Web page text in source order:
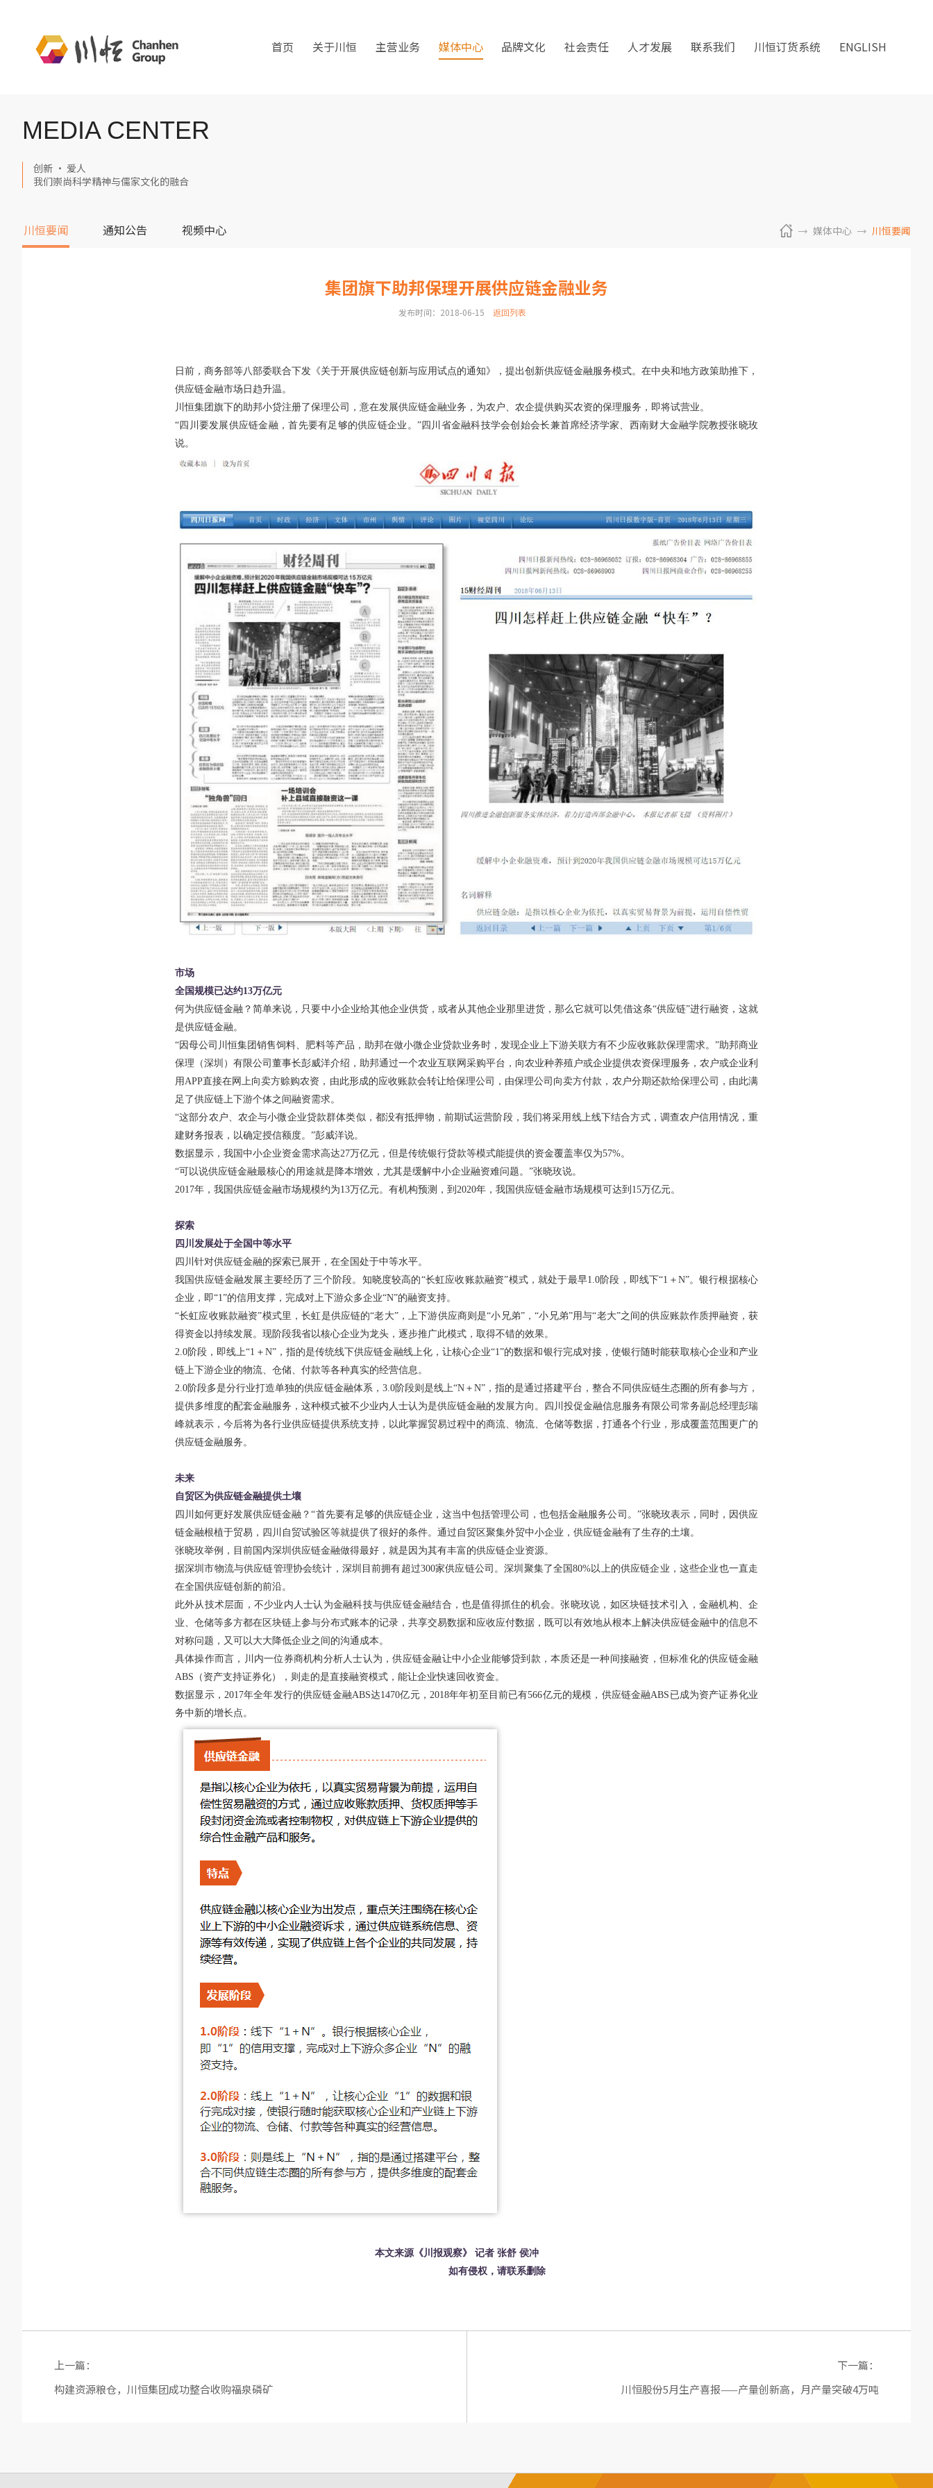
首页 关于川恒 主营业务 媒体中心 品牌文化 社会责任 人才发展 联系我们 川恒订货系统 ENGLISH
MEDIA CENTER
创新 · 爱人
我们崇尚科学精神与儒家文化的融合
川恒要闻 通知公告 视频中心 媒体中心 川恒要闻
集团旗下助邦保理开展供应链金融业务
发布时间：2018-06-15 返回列表
日前，商务部等八部委联合下发《关于开展供应链创新与应用试点的通知》，提出创新供应链金融服务模式。在中央和地方政策助推下，
供应链金融市场日趋升温。
川恒集团旗下的助邦小贷注册了保理公司，意在发展供应链金融业务，为农户、农企提供购买农资的保理服务，即将试营业。
“四川要发展供应链金融，首先要有足够的供应链企业。”四川省金融科技学会创始会长兼首席经济学家、西南财大金融学院教授张晓玫
说。
市场
全国规模已达约13万亿元
何为供应链金融？简单来说，只要中小企业给其他企业供货，或者从其他企业那里进货，那么它就可以凭借这条“供应链”进行融资，这就
是供应链金融。
“因母公司川恒集团销售饲料、肥料等产品，助邦在做小微企业贷款业务时，发现企业上下游关联方有不少应收账款保理需求。”助邦商业
保理（深圳）有限公司董事长彭威洋介绍，助邦通过一个农业互联网采购平台，向农业种养殖户或企业提供农资保理服务，农户或企业利
用APP直接在网上向卖方赊购农资，由此形成的应收账款会转让给保理公司，由保理公司向卖方付款，农户分期还款给保理公司，由此满
足了供应链上下游个体之间融资需求。
“这部分农户、农企与小微企业贷款群体类似，都没有抵押物，前期试运营阶段，我们将采用线上线下结合方式，调查农户信用情况，重
建财务报表，以确定授信额度。”彭威洋说。
数据显示，我国中小企业资金需求高达27万亿元，但是传统银行贷款等模式能提供的资金覆盖率仅为57%。
“可以说供应链金融最核心的用途就是降本增效，尤其是缓解中小企业融资难问题。”张晓玫说。
2017年，我国供应链金融市场规模约为13万亿元。有机构预测，到2020年，我国供应链金融市场规模可达到15万亿元。
探索
四川发展处于全国中等水平
四川针对供应链金融的探索已展开，在全国处于中等水平。
我国供应链金融发展主要经历了三个阶段。知晓度较高的“长虹应收账款融资”模式，就处于最早1.0阶段，即线下“1＋N”。银行根据核心
企业，即“1”的信用支撑，完成对上下游众多企业“N”的融资支持。
“长虹应收账款融资”模式里，长虹是供应链的“老大”，上下游供应商则是“小兄弟”，“小兄弟”用与“老大”之间的供应账款作质押融资，获
得资金以持续发展。现阶段我省以核心企业为龙头，逐步推广此模式，取得不错的效果。
2.0阶段，即线上“1＋N”，指的是传统线下供应链金融线上化，让核心企业“1”的数据和银行完成对接，使银行随时能获取核心企业和产业
链上下游企业的物流、仓储、付款等各种真实的经营信息。
2.0阶段多是分行业打造单独的供应链金融体系，3.0阶段则是线上“N＋N”，指的是通过搭建平台，整合不同供应链生态圈的所有参与方，
提供多维度的配套金融服务，这种模式被不少业内人士认为是供应链金融的发展方向。四川投促金融信息服务有限公司常务副总经理彭瑞
峰就表示，今后将为各行业供应链提供系统支持，以此掌握贸易过程中的商流、物流、仓储等数据，打通各个行业，形成覆盖范围更广的
供应链金融服务。
未来
自贸区为供应链金融提供土壤
四川如何更好发展供应链金融？“首先要有足够的供应链企业，这当中包括管理公司，也包括金融服务公司。”张晓玫表示，同时，因供应
链金融根植于贸易，四川自贸试验区等就提供了很好的条件。通过自贸区聚集外贸中小企业，供应链金融有了生存的土壤。
张晓玫举例，目前国内深圳供应链金融做得最好，就是因为其有丰富的供应链企业资源。
据深圳市物流与供应链管理协会统计，深圳目前拥有超过300家供应链公司。深圳聚集了全国80%以上的供应链企业，这些企业也一直走
在全国供应链创新的前沿。
此外从技术层面，不少业内人士认为金融科技与供应链金融结合，也是值得抓住的机会。张晓玫说，如区块链技术引入，金融机构、企
业、仓储等多方都在区块链上参与分布式账本的记录，共享交易数据和应收应付数据，既可以有效地从根本上解决供应链金融中的信息不
对称问题，又可以大大降低企业之间的沟通成本。
具体操作而言，川内一位券商机构分析人士认为，供应链金融让中小企业能够贷到款，本质还是一种间接融资，但标准化的供应链金融
ABS（资产支持证券化），则走的是直接融资模式，能让企业快速回收资金。
数据显示，2017年全年发行的供应链金融ABS达1470亿元，2018年年初至目前已有566亿元的规模，供应链金融ABS已成为资产证券化业
务中新的增长点。
本文来源《川报观察》 记者 张舒 侯冲
如有侵权，请联系删除
上一篇：
构建资源粮仓，川恒集团成功整合收购福泉磷矿
下一篇：
川恒股份5月生产喜报——产量创新高，月产量突破4万吨